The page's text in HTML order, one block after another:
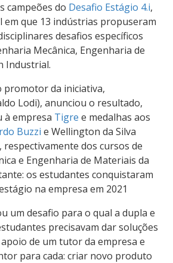
campeões do Desafio Estágio 4.i,
em que 13 indústrias propuseram
desafios específicos
Mecânica, Engenharia de
Industrial.
promotor da iniciativa,
Lodi), anunciou o resultado,
à empresa Tigre e medalhas aos
Buzzi e Wellington da Silva
dos cursos de
e Engenharia de Materiais da
os estudantes conquistaram
na empresa em 2021
um desafio para o qual a dupla e
precisavam dar soluções
de um tutor da empresa e
para cada: criar novo produto